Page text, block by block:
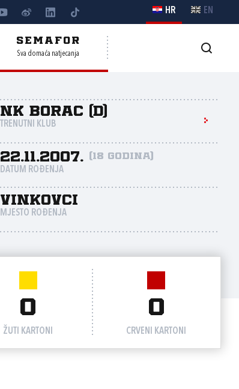
HR EN
SEMAFOR
Sva domaća natjecanja
NK Borac (D)
TRENUTNI KLUB
22.11.2007. (18 godina)
DATUM ROĐENJA
Vinkovci
MJESTO ROĐENJA
0
ŽUTI KARTONI
0
CRVENI KARTONI